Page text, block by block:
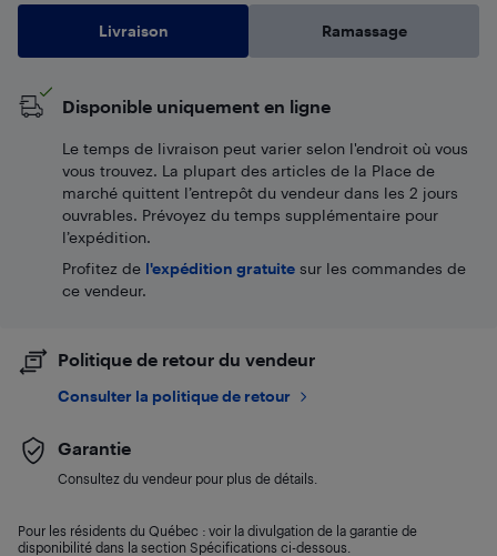
Livraison Ramassage
Disponible uniquement en ligne
Le temps de livraison peut varier selon l'endroit où vous
vous trouvez. La plupart des articles de la Place de
marché quittent l’entrepôt du vendeur dans les 2 jours
ouvrables. Prévoyez du temps supplémentaire pour
l’expédition.
Profitez de l'expédition gratuite sur les commandes de
ce vendeur.
Politique de retour du vendeur
Consulter la politique de retour
Garantie
Consultez du vendeur pour plus de détails.
Pour les résidents du Québec : voir la divulgation de la garantie de
disponibilité dans la section Spécifications ci-dessous.